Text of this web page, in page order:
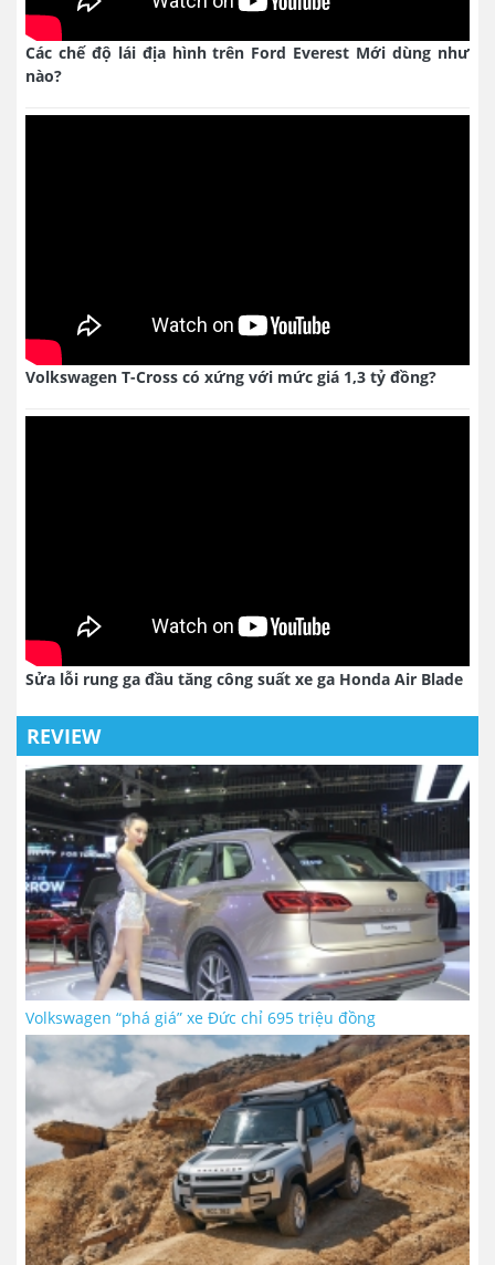
Các chế độ lái địa hình trên Ford Everest Mới dùng như
nào?
Volkswagen T-Cross có xứng với mức giá 1,3 tỷ đồng?
Sửa lỗi rung ga đầu tăng công suất xe ga Honda Air Blade
REVIEW
Volkswagen “phá giá” xe Đức chỉ 695 triệu đồng